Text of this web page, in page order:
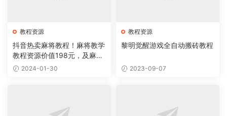
教程资源
抖音热卖麻将教程！麻将教学
教程资源价值198元，及麻将
牌型系统！
2024-01-30
教程资源
黎明觉醒游戏全自动搬砖教程
2023-09-07